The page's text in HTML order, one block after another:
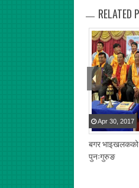
RELATED
बगर भाइखलकको
पुनःगुरुङ
Apr 30 2017